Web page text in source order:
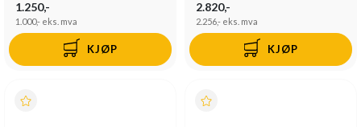
1.250,-
1.000,- eks. mva
KJØP
2.820,-
2.256,- eks. mva
KJØP